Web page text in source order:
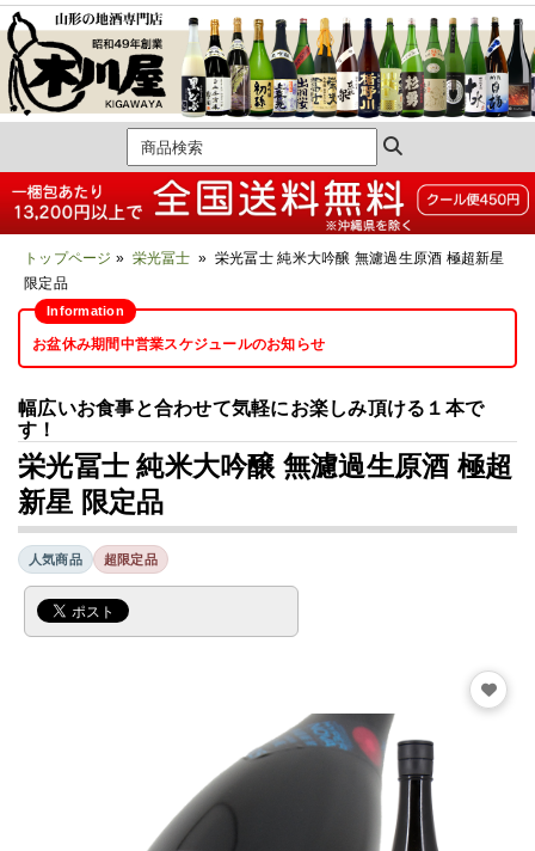
トップページ » 栄光冨士 » 栄光冨士 純米大吟醸 無濾過生原酒 極超新星
限定品
お盆休み期間中営業スケジュールのお知らせ
幅広いお食事と合わせて気軽にお楽しみ頂ける１本で
す！
栄光冨士 純米大吟醸 無濾過生原酒 極超
新星 限定品
人気商品 超限定品